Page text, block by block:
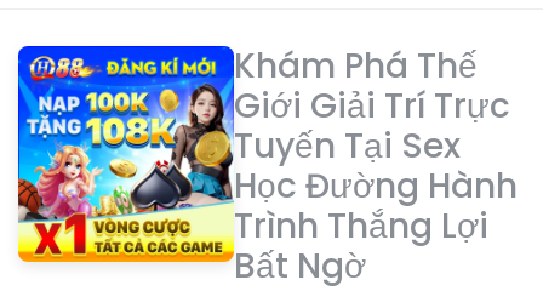
Khám Phá Thế
Giới Giải Trí Trực
Tuyến Tại Sex
Học Đường Hành
Trình Thắng Lợi
Bất Ngờ